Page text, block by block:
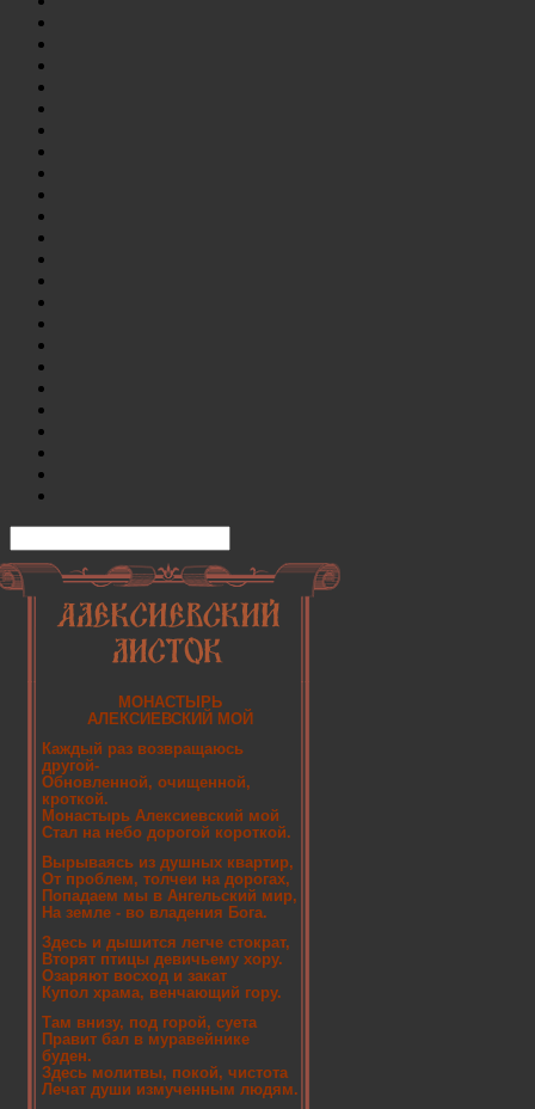
МОНАСТЫРЬ
АЛЕКСИЕВСКИЙ МОЙ
Каждый раз возвращаюсь
другой-
Обновленной, очищенной,
кроткой.
Монастырь Алексиевский мой
Стал на небо дорогой короткой.
Вырываясь из душных квартир,
От проблем, толчеи на дорогах,
Попадаем мы в Ангельский мир,
На земле - во владения Бога.
Здесь и дышится легче стократ,
Вторят птицы девичьему хору.
Озаряют восход и закат
Купол храма, венчающий гору.
Там внизу, под горой, суета
Правит бал в муравейнике
буден.
Здесь молитвы, покой, чистота
Лечат души измученным людям.